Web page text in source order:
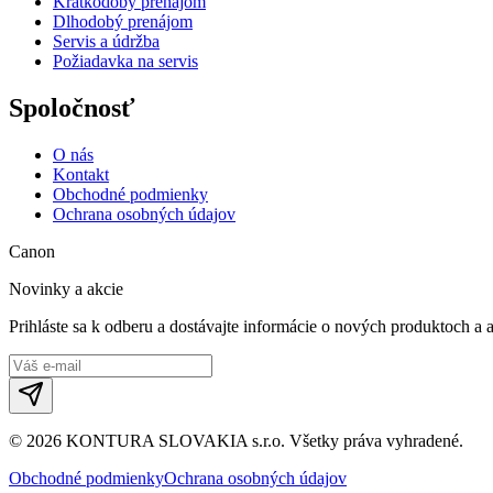
Dlhodobý prenájom
Servis a údržba
Požiadavka na servis
Spoločnosť
O nás
Kontakt
Obchodné podmienky
Ochrana osobných údajov
Canon
Novinky a akcie
Prihláste sa k odberu a dostávajte informácie o nových produktoch a
© 2026 KONTURA SLOVAKIA s.r.o. Všetky práva vyhradené.
Obchodné podmienkyOchrana osobných údajov